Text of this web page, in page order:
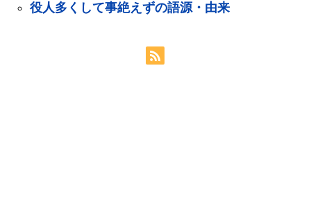
役人多くして事絶えずの語源・由来